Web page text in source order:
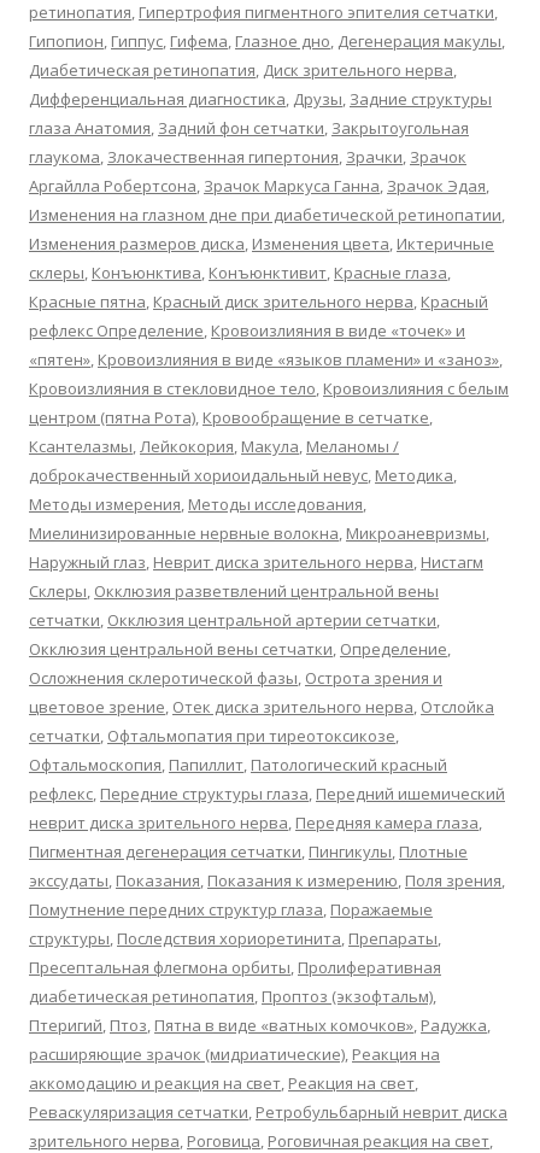
ретинопатия, Гипертрофия пигментного эпителия сетчатки,
Гипопион, Гиппус, Гифема, Глазное дно, Дегенерация макулы,
Диабетическая ретинопатия, Диск зрительного нерва,
Дифференциальная диагностика, Друзы, Задние структуры
глаза Анатомия, Задний фон сетчатки, Закрытоугольная
глаукома, Злокачественная гипертония, Зрачки, Зрачок
Аргайлла Робертсона, Зрачок Маркуса Ганна, Зрачок Эдая,
Изменения на глазном дне при диабетической ретинопатии,
Изменения размеров диска, Изменения цвета, Иктеричные
склеры, Конъюнктива, Конъюнктивит, Красные глаза,
Красные пятна, Красный диск зрительного нерва, Красный
рефлекс Определение, Кровоизлияния в виде «точек» и
«пятен», Кровоизлияния в виде «языков пламени» и «заноз»,
Кровоизлияния в стекловидное тело, Кровоизлияния с белым
центром (пятна Рота), Кровообращение в сетчатке,
Ксантелазмы,Лейкокория, Макула, Меланомы /
доброкачественный хориоидальный невус, Методика,
Методы измерения, Методы исследования,
Миелинизированные нервные волокна, Микроаневризмы,
Наружный глаз, Неврит диска зрительного нерва, Нистагм
Склеры, Окклюзия разветвлений центральной вены
сетчатки, Окклюзия центральной артерии сетчатки,
Окклюзия центральной вены сетчатки, Определение,
Осложнения склеротической фазы, Острота зрения и
цветовое зрение, Отек диска зрительного нерва, Отслойка
сетчатки, Офтальмопатия при тиреотоксикозе,
Офтальмоскопия, Папиллит, Патологический красный
рефлекс, Передние структуры глаза, Передний ишемический
неврит диска зрительного нерва, Передняя камера глаза,
Пигментная дегенерация сетчатки, Пингикулы, Плотные
экссудаты, Показания, Показания к измерению, Поля зрения,
Помутнение передних структур глаза, Поражаемые
структуры, Последствия хориоретинита, Препараты,
Пресептальная флегмона орбиты, Пролиферативная
диабетическая ретинопатия, Проптоз (экзофтальм),
Птеригий, Птоз, Пятна в виде «ватных комочков», Радужка,
расширяющие зрачок (мидриатические), Реакция на
аккомодацию и реакция на свет, Реакция на свет,
Реваскуляризация сетчатки, Ретробульбарный неврит диска
зрительного нерва, Роговица, Роговичная реакция на свет,